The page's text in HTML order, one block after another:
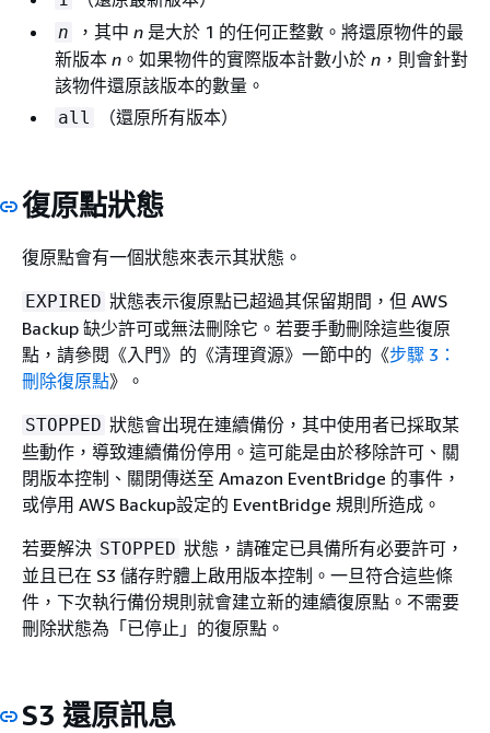
n ，其中 n 是大於 1 的任何正整數。將還原物件的最
新版本 n 。如果物件的實際版本計數小於 n ，則會針對
該物件還原該版本的數量。
all （還原所有版本）
復原點狀態
復原點會有一個狀態來表示其狀態。
EXPIRED 狀態表示復原點已超過其保留期間，但 AWS
Backup 缺少許可或無法刪除它。若要手動刪除這些復原
點，請參閱《入門》 的《清理資源》 一節中的《步驟 3：
刪除復原點》。
STOPPED 狀態會出現在連續備份，其中使用者已採取某
些動作，導致連續備份停用。這可能是由於移除許可、關
閉版本控制、關閉傳送至 Amazon EventBridge 的事件，
或停用 AWS Backup設定的 EventBridge 規則所造成。
若要解決 STOPPED 狀態，請確定已具備所有必要許可，
並且已在 S3 儲存貯體上啟用版本控制。一旦符合這些條
件，下次執行備份規則就會建立新的連續復原點。不需要
刪除狀態為「已停止」的復原點。
S3 還原訊息